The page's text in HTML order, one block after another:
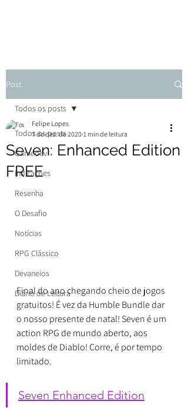
Post
Todos os posts
Gamedev
Indicações
Resenha
O Desafio
Notícias
RPG Clássico
Devaneios
Diário de Leitura
Todos os posts
Seven: Enhanced Edition
FREE
Felipe Lopes
7 de dez. de 2020 1 min de leitura
Final do ano chegando cheio de jogos
gratuitos! É vez da Humble Bundle dar
o nosso presente de natal! Seven é um
action RPG de mundo aberto, aos
moldes de Diablo! Corre, é por tempo
limitado.
Seven Enhanced Edition